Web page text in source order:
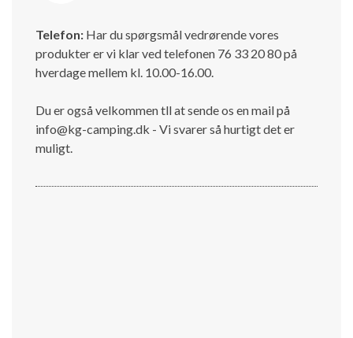
Telefon: Har du spørgsmål vedrørende vores
produkter er vi klar ved telefonen 76 33 20 80 på
hverdage mellem kl. 10.00-16.00.
Du er også velkommen tll at sende os en mail på
info@kg-camping.dk - Vi svarer så hurtigt det er
muligt.